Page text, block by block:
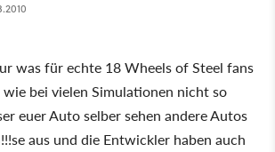
was für echte 18 Wheels of Steel fans
bei vielen Simulationen nicht so
euer Auto selber sehen andere Autos
aus und die Entwickler haben auch